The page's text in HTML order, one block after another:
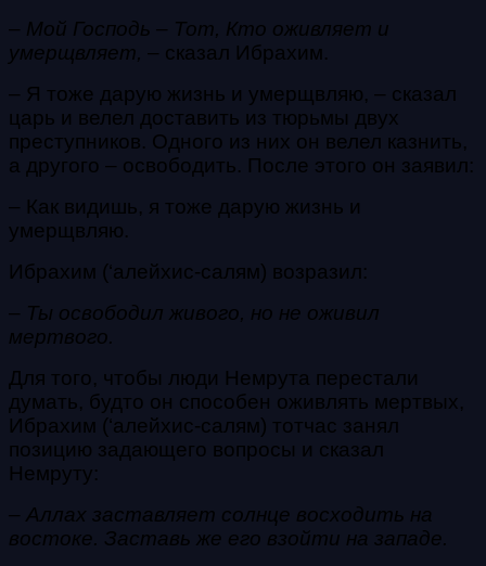
– Мой Господь – Тот, Кто оживляет и
умерщвляет, – сказал Ибрахим.
– Я тоже дарую жизнь и умерщвляю, – сказал
царь и велел доставить из тюрьмы двух
преступников. Одного из них он велел казнить,
а другого – освободить. После этого он заявил:
– Как видишь, я тоже дарую жизнь и
умерщвляю.
Ибрахим (‘алейхис-салям) возразил:
– Ты освободил живого, но не оживил
мертвого.
Для того, чтобы люди Немрута перестали
думать, будто он способен оживлять мертвых,
Ибрахим (‘алейхис-салям) тотчас занял
позицию задающего вопросы и сказал
Немруту:
– Аллах заставляет солнце восходить на
востоке. Заставь же его взойти на западе.